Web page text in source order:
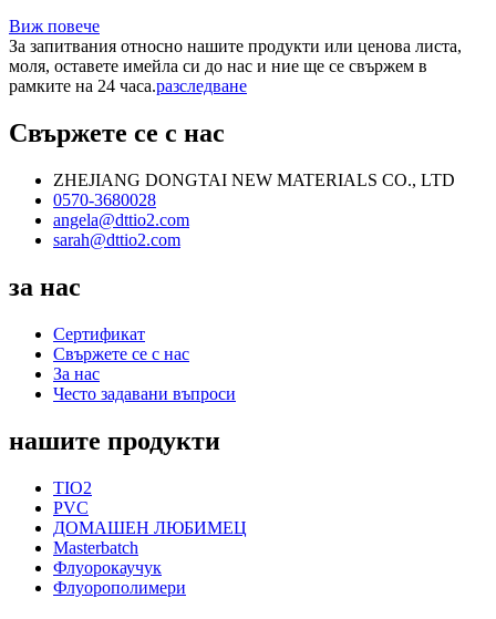
Виж повече
За запитвания относно нашите продукти или ценова листа,
моля, оставете имейла си до нас и ние ще се свържем в
рамките на 24 часа.разследване
Свържете се с нас
ZHEJIANG DONGTAI NEW MATERIALS CO., LTD
0570-3680028
angela@dttio2.com
sarah@dttio2.com
за нас
Сертификат
Свържете се с нас
За нас
Често задавани въпроси
нашите продукти
TIO2
PVC
ДОМАШЕН ЛЮБИМЕЦ
Masterbatch
Флуорокаучук
Флуорополимери